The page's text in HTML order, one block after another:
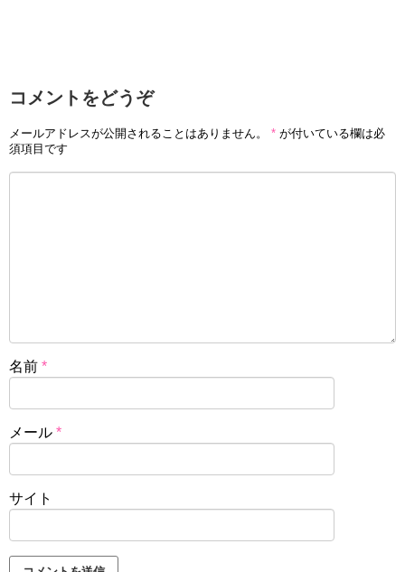
コメントをどうぞ
メールアドレスが公開されることはありません。 * が付いている欄は必
須項目です
名前 *
メール *
サイト